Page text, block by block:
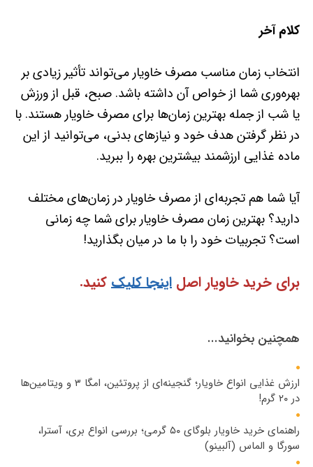
کلام آخر
انتخاب زمان مناسب مصرف خاویار می‌تواند تأثیر زیادی بر
بهره‌وری شما از خواص آن داشته باشد. صبح، قبل از ورزش
یا شب از جمله بهترین زمان‌ها برای مصرف خاویار هستند. با
در نظر گرفتن هدف خود و نیازهای بدنی، می‌توانید از این
ماده غذایی ارزشمند بیشترین بهره را ببرید.
آیا شما هم تجربه‌ای از مصرف خاویار در زمان‌های مختلف
دارید؟ بهترین زمان مصرف خاویار برای شما چه زمانی
است؟ تجربیات خود را با ما در میان بگذارید!
برای خرید خاویار اصل اینجا کلیککنید.
همچنین بخوانید...
ارزش غذایی انواع خاویار؛ گنجینه‌ای از پروتئین، امگا ۳ و ویتامین‌ها
در ۲۰ گرم!
راهنمای خرید خاویار بلوگای ۵۰ گرمی؛ بررسی انواع بری، آسترا،
سورگا و الماس (آلبینو)